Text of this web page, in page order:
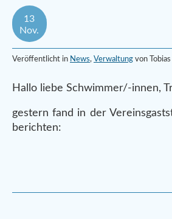
13
Nov.
Veröffentlicht in News, Verwaltung von Tobias
Hallo liebe Schwimmer/-innen,
gestern fand in der
berichten: